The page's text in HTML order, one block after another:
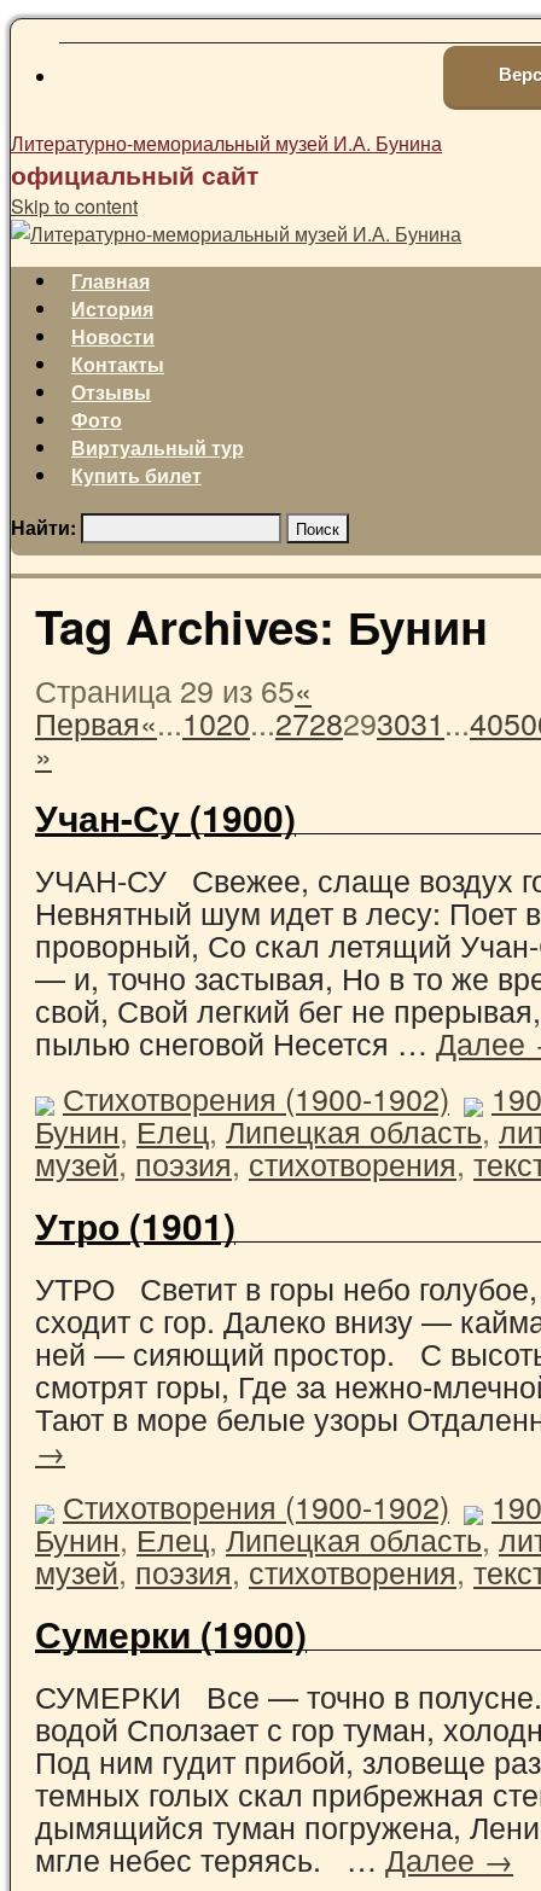
Литературно-мемориальный музей И.А. Бунина
официальный сайт
Skip to content
Главная
История
Новости
Контакты
Отзывы
Фото
Виртуальный тур
Купить билет
Найти:
Tag Archives: Бунин
Страница 29 из 65«
Первая«...1020...2728293031...4050
»
Учан-Су (1900)
УЧАН-СУ Свежее, слаще воздух
Невнятный шум идет в лесу: Поет
проворный, Со скал летящий
— и, точно застывая, Но в то же
свой, Свой легкий бег не
пылью снеговой Несется …
Стихотворения (1900-1902)
Бунин,Елец,Липецкая область,
музей, поэзия,стихотворения,
Утро (1901)
УТРО Светит в горы небо
сходит с гор. Далеко внизу —
ней — сияющий простор. С
смотрят горы, Где за нежно-
Тают в море белые узоры
→
Стихотворения (1900-1902)
Бунин,Елец,Липецкая область,
музей, поэзия,стихотворения,
Сумерки (1900)
СУМЕРКИ Все — точно в
водой Сползает с гор туман,
Под ним гудит прибой, зловеще
темных голых скал прибрежная
дымящийся туман погружена,
мгле небес теряясь. … Далее →